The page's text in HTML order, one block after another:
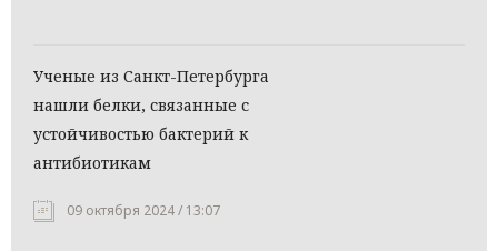
Ученые из Санкт-Петербурга
нашли белки, связанные с
устойчивостью бактерий к
антибиотикам
09 октября 2024 / 13:07